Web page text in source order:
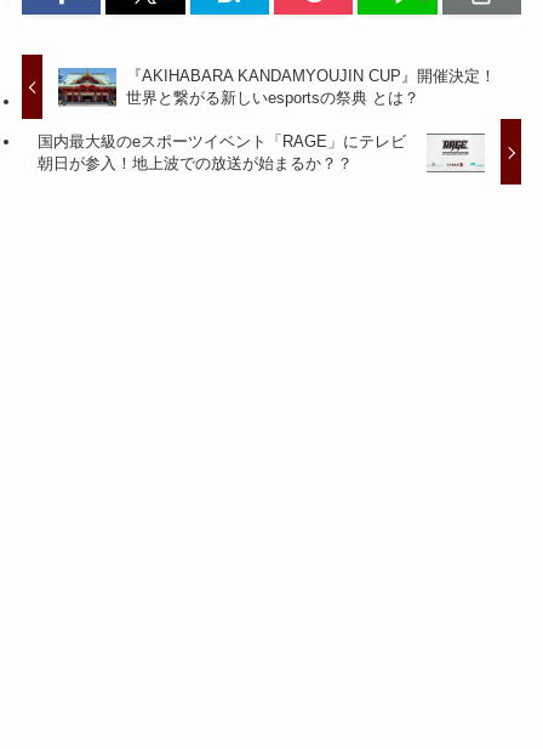
『AKIHABARA KANDAMYOUJIN CUP』開催決定！
世界と繋がる新しいesportsの祭典 とは？
国内最大級のeスポーツイベント「RAGE」にテレビ
朝日が参入！地上波での放送が始まるか？？